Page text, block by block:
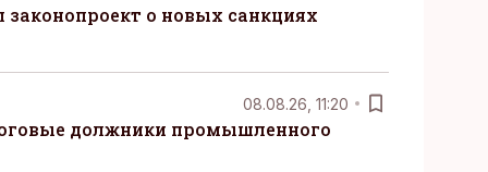
о новых санкциях
08.08.26, 11:20
должники промышленного